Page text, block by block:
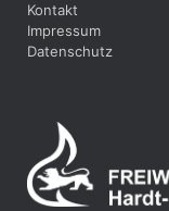
Kontakt
Impressum
Datenschutz